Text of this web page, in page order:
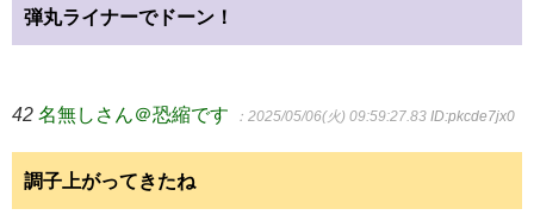
弾丸ライナーでドーン！
42 名無しさん＠恐縮です ：2025/05/06(火) 09:59:27.83 ID:pkcde7jx0
調子上がってきたね